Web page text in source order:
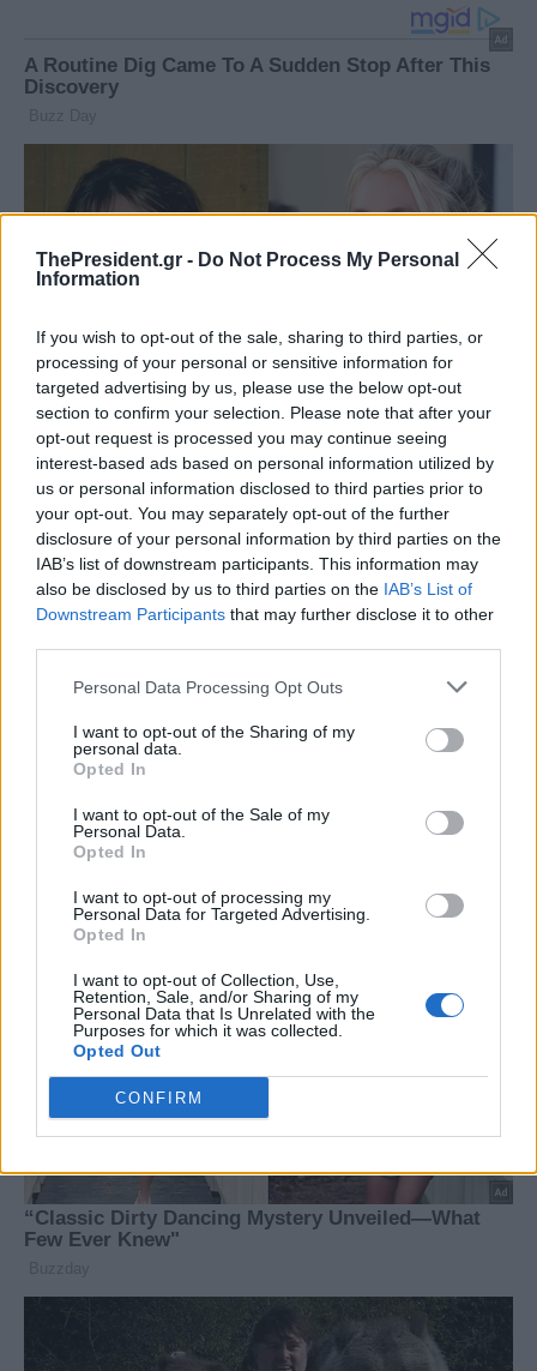
ThePresident.gr - Do Not Process My Personal
Information
If you wish to opt-out of the sale, sharing to third parties, or
processing of your personal or sensitive information for
targeted advertising by us, please use the below opt-out
section to confirm your selection. Please note that after your
opt-out request is processed you may continue seeing
interest-based ads based on personal information utilized by
us or personal information disclosed to third parties prior to
your opt-out. You may separately opt-out of the further
disclosure of your personal information by third parties on the
IAB’s list of downstream participants. This information may
also be disclosed by us to third parties on the IAB’s List of
Downstream Participants that may further disclose it to other
Personal Data Processing Opt Outs
I want to opt-out of the Sharing of my
personal data.
Opted In
I want to opt-out of the Sale of my
Personal Data.
Opted In
I want to opt-out of processing my
Personal Data for Targeted Advertising.
Opted In
I want to opt-out of Collection, Use,
Retention, Sale, and/or Sharing of my
Personal Data that Is Unrelated with the
Purposes for which it was collected.
Opted Out
CONFIRM